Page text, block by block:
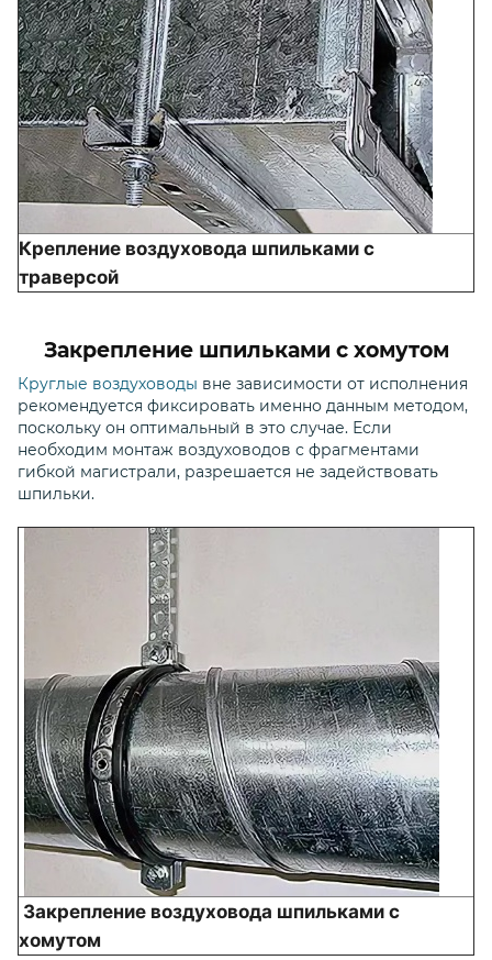
Крепление воздуховода шпильками с
траверсой
Закрепление шпильками с хомутом
Круглые воздуховоды вне зависимости от исполнения
рекомендуется фиксировать именно данным методом,
поскольку он оптимальный в это случае. Если
необходим монтаж воздуховодов с фрагментами
гибкой магистрали, разрешается не задействовать
шпильки.
Закрепление воздуховода шпильками с
хомутом